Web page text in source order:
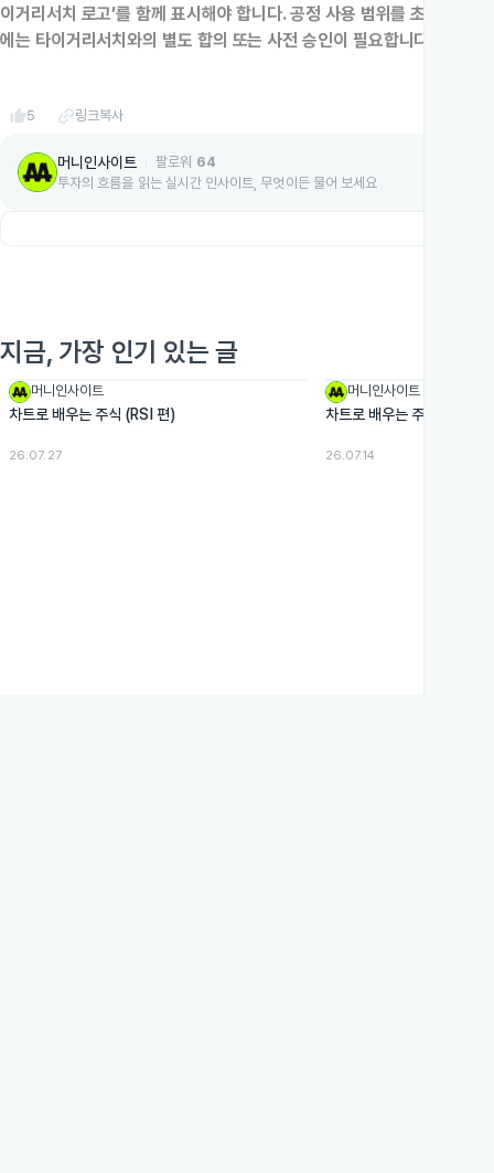
이거리서치 로고’를 함께 표시해야 합니다. 공정 사용 범위를 초과한
에는 타이거리서치와의 별도 합의 또는 사전 승인이 필요합니다.
thumb_up5 링크복사
머니인사이트 팔로워 64
투자의 흐름을 읽는 실시간 인사이트, 무엇이든 물어 보세요
지금, 가장 인기 있는 글
머니인사이트
차트로 배우는 주식 (RSI 편)
26.07.27
머니인사이트
차트로 배우는 주식 (거래량
26.07.14